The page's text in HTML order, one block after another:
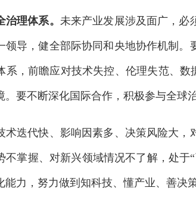
理体系。 未来产业发展涉及面广，必
领导，健全部际协同和央地协作机制
系，前瞻应对技术失控、伦理失范、
。要不断深化国际合作，积极参与全球
代快、影响因素多、决策风险大，
不掌握、对新兴领域情况不了解，处
能力，努力做到知科技、懂产业、善决策